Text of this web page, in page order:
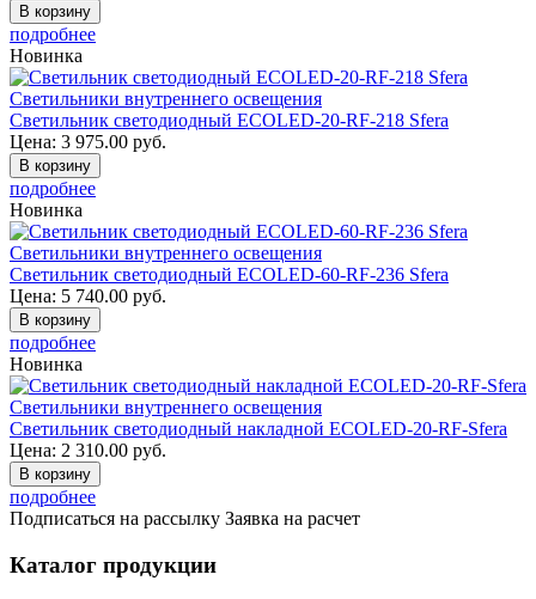
В корзину
подробнее
Новинка
Светильники внутреннего освещения
Светильник светодиодный ECOLED-20-RF-218 Sfera
Цена: 3 975.00 руб.
В корзину
подробнее
Новинка
Светильники внутреннего освещения
Светильник светодиодный ECOLED-60-RF-236 Sfera
Цена: 5 740.00 руб.
В корзину
подробнее
Новинка
Светильники внутреннего освещения
Светильник светодиодный накладной ECOLED-20-RF-Sfera
Цена: 2 310.00 руб.
В корзину
подробнее
Подписаться на рассылку Заявка на расчет
Каталог продукции